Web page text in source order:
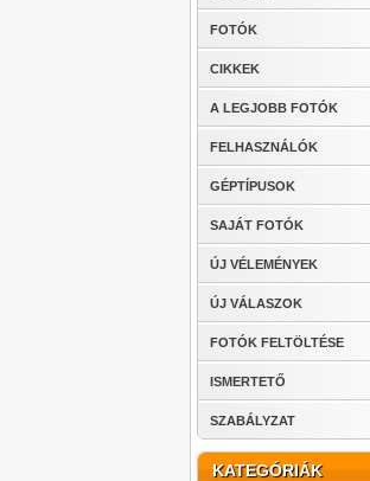
FOTÓK
CIKKEK
A LEGJOBB FOTÓK
FELHASZNÁLÓK
GÉPTÍPUSOK
SAJÁT FOTÓK
ÚJ VÉLEMÉNYEK
ÚJ VÁLASZOK
FOTÓK FELTÖLTÉSE
ISMERTETŐ
SZABÁLYZAT
KATEGÓRIÁK